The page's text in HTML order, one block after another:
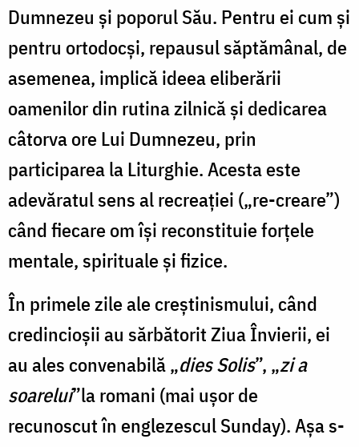
Dumnezeu și poporul Său. Pentru ei cum şi
pentru ortodocşi, repausul săptămânal, de
asemenea, implică ideea eliberării
oamenilor din rutina zilnică şi dedicarea
câtorva ore Lui Dumnezeu, prin
participarea la Liturghie. Acesta este
adevăratul sens al recreaţiei („re-creare”)
când fiecare om îşi reconstituie forțele
mentale, spirituale și fizice.
În primele zile ale creștinismului, când
credincioșii au sărbătorit Ziua Învierii, ei
au ales convenabilă „dies Solis”, „zi a
soarelui”la romani (mai ușor de
recunoscut în englezescul Sunday). Aşa s-